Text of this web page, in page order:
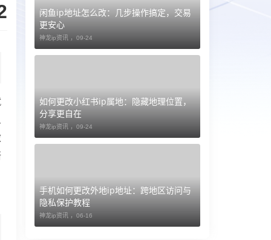
闲鱼ip地址怎么改：几步操作搞定，交易
更安心
神龙ip资讯 ， 09-24
如何更改小红书ip属地：隐藏地理位置，
分享更自在
神龙ip资讯 ， 09-24
手机如何更改外地ip地址：跨地区访问与
隐私保护教程
神龙ip资讯 ， 06-16